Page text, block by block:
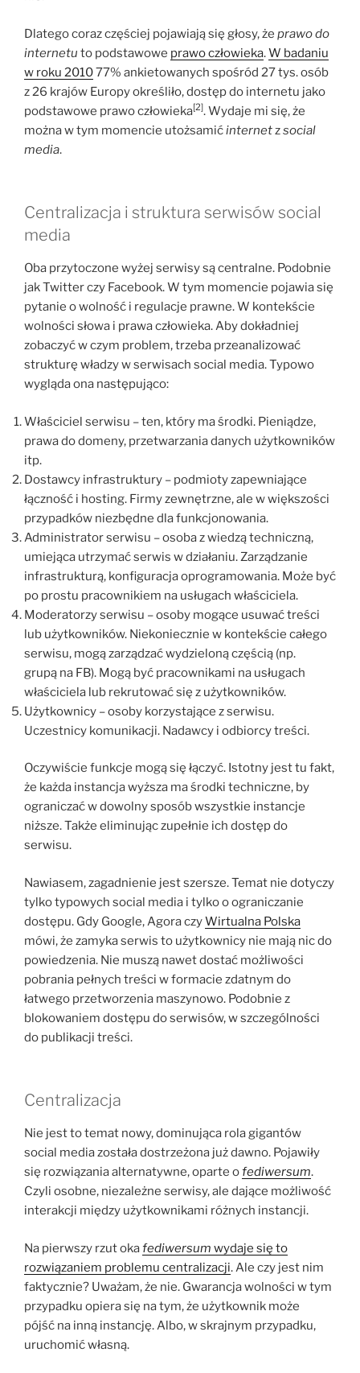
Dlatego coraz częściej pojawiają się głosy, że prawo do
internetu to podstawowe prawo człowieka.W badaniu
w roku 201077% ankietowanych spośród 27 tys. osób
z 26 krajów Europy określiło, dostęp do internetu jako
podstawowe prawo człowieka[2]. Wydaje mi się, że
można w tym momencie utożsamićinternetzsocial
media.
Centralizacja i struktura serwisów social
media
Oba przytoczone wyżej serwisy są centralne. Podobnie
jak Twitter czy Facebook. W tym momencie pojawia się
pytanie o wolność i regulacje prawne. W kontekście
wolności słowa i prawa człowieka. Aby dokładniej
zobaczyć w czym problem, trzeba przeanalizować
strukturę władzy w serwisach social media. Typowo
wygląda ona następująco:
Właściciel serwisu – ten, który ma środki. Pieniądze,
prawa do domeny, przetwarzania danych użytkowników
itp.
Dostawcy infrastruktury – podmioty zapewniające
łączność i hosting. Firmy zewnętrzne, ale w większości
przypadków niezbędne dla funkcjonowania.
Administrator serwisu – osoba z wiedzą techniczną,
umiejąca utrzymać serwis w działaniu. Zarządzanie
infrastrukturą, konfiguracja oprogramowania. Może być
po prostu pracownikiem na usługach właściciela.
Moderatorzy serwisu – osoby mogące usuwać treści
lub użytkowników. Niekoniecznie w kontekście całego
serwisu, mogą zarządzać wydzieloną częścią (np.
grupą na FB). Mogą być pracownikami na usługach
właściciela lub rekrutować się z użytkowników.
Użytkownicy – osoby korzystające z serwisu.
Uczestnicy komunikacji. Nadawcy i odbiorcy treści.
Oczywiście funkcje mogą się łączyć. Istotny jest tu fakt,
że każda instancja wyższa ma środki techniczne, by
ograniczać w dowolny sposób wszystkie instancje
niższe. Także eliminując zupełnie ich dostęp do
serwisu.
Nawiasem, zagadnienie jest szersze. Temat nie dotyczy
tylko typowych social media i tylko o ograniczanie
dostępu. Gdy Google, Agora czyWirtualna Polska
mówi, że zamyka serwis to użytkownicy nie mają nic do
powiedzenia. Nie muszą nawet dostać możliwości
pobrania pełnych treści w formacie zdatnym do
łatwego przetworzenia maszynowo. Podobnie z
blokowaniem dostępu do serwisów, w szczególności
do publikacji treści.
Centralizacja
Nie jest to temat nowy, dominująca rola gigantów
social media została dostrzeżona już dawno. Pojawiły
się rozwiązania alternatywne, oparte ofediwersum.
Czyli osobne, niezależne serwisy, ale dające możliwość
interakcji między użytkownikami różnych instancji.
Na pierwszy rzut okafediwersum wydaje się to
rozwiązaniem problemu centralizacji. Ale czy jest nim
faktycznie? Uważam, że nie. Gwarancja wolności w tym
przypadku opiera się na tym, że użytkownik może
pójść na inną instancję. Albo, w skrajnym przypadku,
uruchomić własną.